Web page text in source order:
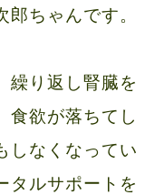
ちゃんです。
繰り返し腎臓を
食欲が落ちてし
しなくなってい
タルサポートを